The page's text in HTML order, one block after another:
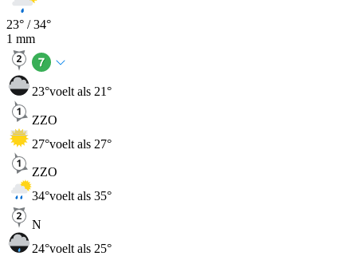
23° /34°
1 mm
23°voelt als 21°
ZZO
27°voelt als 27°
ZZO
34°voelt als 35°
N
24°voelt als 25°